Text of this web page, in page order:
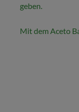
geben.
Mit dem Aceto